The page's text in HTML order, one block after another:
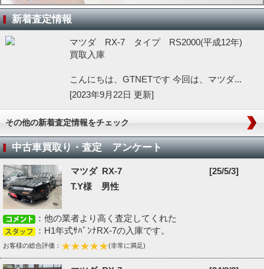
新着査定情報
マツダ RX-7 タイプ RS2000(平成12年)
買取入庫
こんにちは、GTNETです 今回は、マツダ...
[2023年9月22日 更新]
その他の新着査定情報をチェック
中古車買取り・査定 アンケート
マツダ RX-7
[25/5/3]
T.Y様 男性
：他の業者より高く査定してくれた
：H1年式ｻﾊﾞﾝﾅRX-7の入庫です。
お客様の総合評価： (非常に満足)